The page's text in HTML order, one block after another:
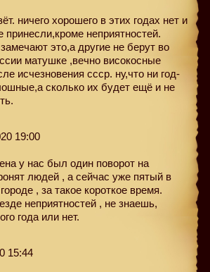
ничего хорошего в этих годах нет и
принесли,кроме неприятностей.
это,а другие не берут во
матушке ,вечно високосные
исчезновения ссср. ну,что ни год-
сколько их будет ещё и не
19:00
у нас был один поворот на
людей , а сейчас уже пятый в
, за такое короткое время.
неприятностей , не знаешь,
года или нет.
15:44